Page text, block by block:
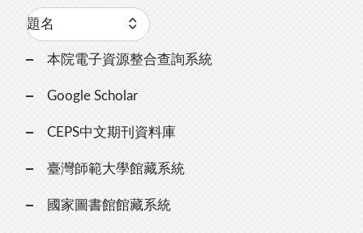
本院電子資源整合查詢系統
Google Scholar
CEPS中文期刊資料庫
臺灣師範大學館藏系統
國家圖書館館藏系統